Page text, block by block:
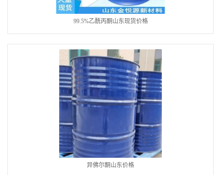
99.5%乙酰丙酮山东现货价格
异佛尔酮山东价格